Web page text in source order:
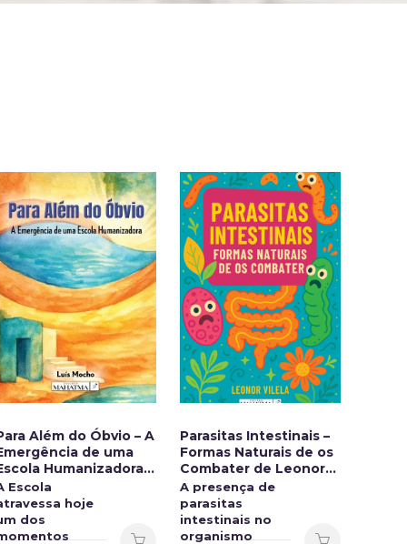
Além do Óbvio – A
de uma
Humanizadora
Luis Mocho
Escola
hoje
dos
Parasitas Intestinais –
Formas Naturais de os
Combater de Leonor
Vilela
A presença de
parasitas
intestinais no
organismo